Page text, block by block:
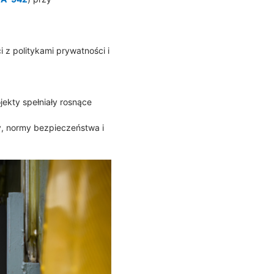
z politykami prywatności i
spełniały rosnące
normy bezpieczeństwa i